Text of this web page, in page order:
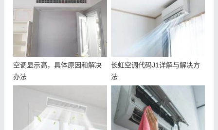
空调显示高，具体原因和解决
办法
长虹空调代码J1详解与解决方
法